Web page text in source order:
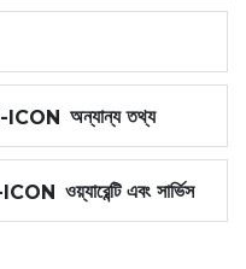
অন্যান্য তথ্য
ওয়্যারেন্টি এবং সার্ভিস